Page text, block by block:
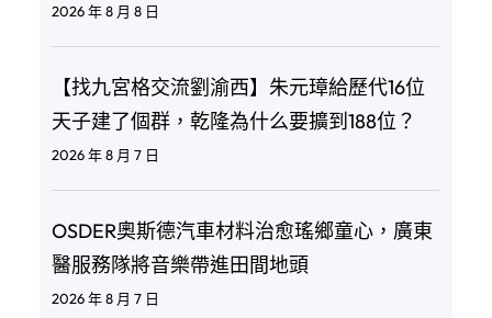
2026 年 8 月 8 日
【找九宮格交流劉渝西】朱元璋給歷代16位
天子建了個群，乾隆為什么要擴到188位？
2026 年 8 月 7 日
OSDER奧斯德汽車材料治愈瑤鄉童心，廣東
醫服務隊將音樂帶進田間地頭
2026 年 8 月 7 日